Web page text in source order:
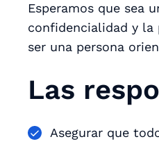
Esperamos que sea
confidencialidad y la
ser una persona
Las
Asegurar que